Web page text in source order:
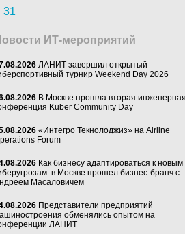
31
ИТ-мероприятий
ЛАНИТ завершил открытый
турнир Weekend Day 2026
В Москве прошла вторая инженерная
Kuber Community Day
«Интегро Текнолоджиз» на Airline
Forum
Как бизнесу адаптироваться к новым
в Москве прошел бизнес-бранч с
Масаловичем
Представители предприятий
обменялись опытом на
ЛАНИТ